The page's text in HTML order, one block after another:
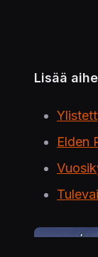
Lisää
Elden
Kuva